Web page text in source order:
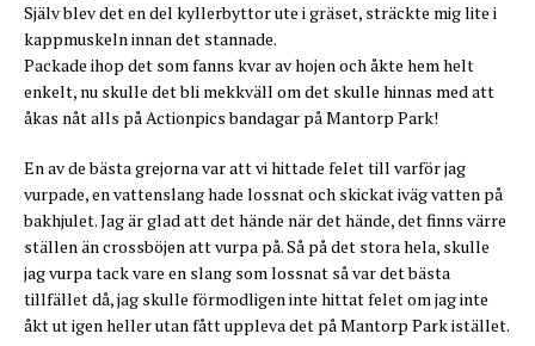
Själv blev det en del kyllerbyttor ute i gräset, sträckte mig lite i
kappmuskeln innan det stannade.
Packade ihop det som fanns kvar av hojen och åkte hem helt
enkelt, nu skulle det bli mekkväll om det skulle hinnas med att
åkas nåt alls på Actionpics bandagar på Mantorp Park!
En av de bästa grejorna var att vi hittade felet till varför jag
vurpade, en vattenslang hade lossnat och skickat iväg vatten på
bakhjulet. Jag är glad att det hände när det hände, det finns värre
ställen än crossböjen att vurpa på. Så på det stora hela, skulle
jag vurpa tack vare en slang som lossnat så var det bästa
tillfället då, jag skulle förmodligen inte hittat felet om jag inte
åkt ut igen heller utan fått uppleva det på Mantorp Park istället.